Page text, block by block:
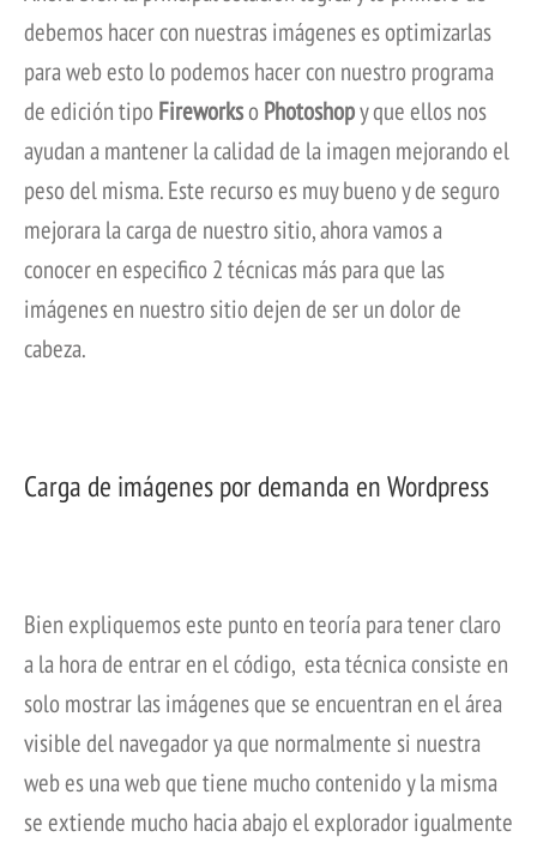
debemos hacer con nuestras imágenes es optimizarlas
para web esto lo podemos hacer con nuestro programa
de edición tipoFireworksoPhotoshopy que ellos nos
ayudan a mantener la calidad de la imagen mejorando el
peso del misma. Este recurso es muy bueno y de seguro
mejorara la carga de nuestro sitio, ahora vamos a
conocer en especifico 2 técnicas más para que las
imágenes en nuestro sitio dejen de ser un dolor de
cabeza.
Carga de imágenes por demanda en Wordpress
Bien expliquemos este punto en teoría para tener claro
a la hora de entrar en el código, esta técnica consiste en
solo mostrar las imágenes que se encuentran en el área
visible del navegador ya que normalmente si nuestra
web es una web que tiene mucho contenido y la misma
se extiende mucho hacia abajo el explorador igualmente